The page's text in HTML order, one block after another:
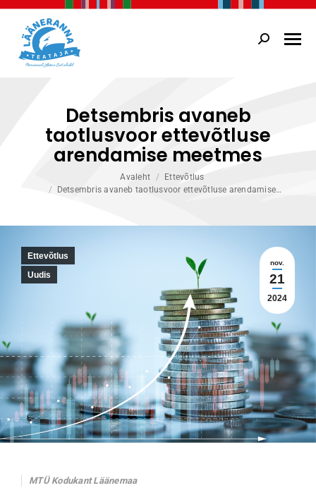
Search:
Detsembris avaneb
taotlusvoor ettevõtluse
arendamise meetmes
Avaleht
Ettevõtlus
Detsembris avaneb taotlusvoor ettevõtluse arendamise…
nov.
21
2024
Ettevõtlus
Uudis
MTÜ Kodukant Läänemaa